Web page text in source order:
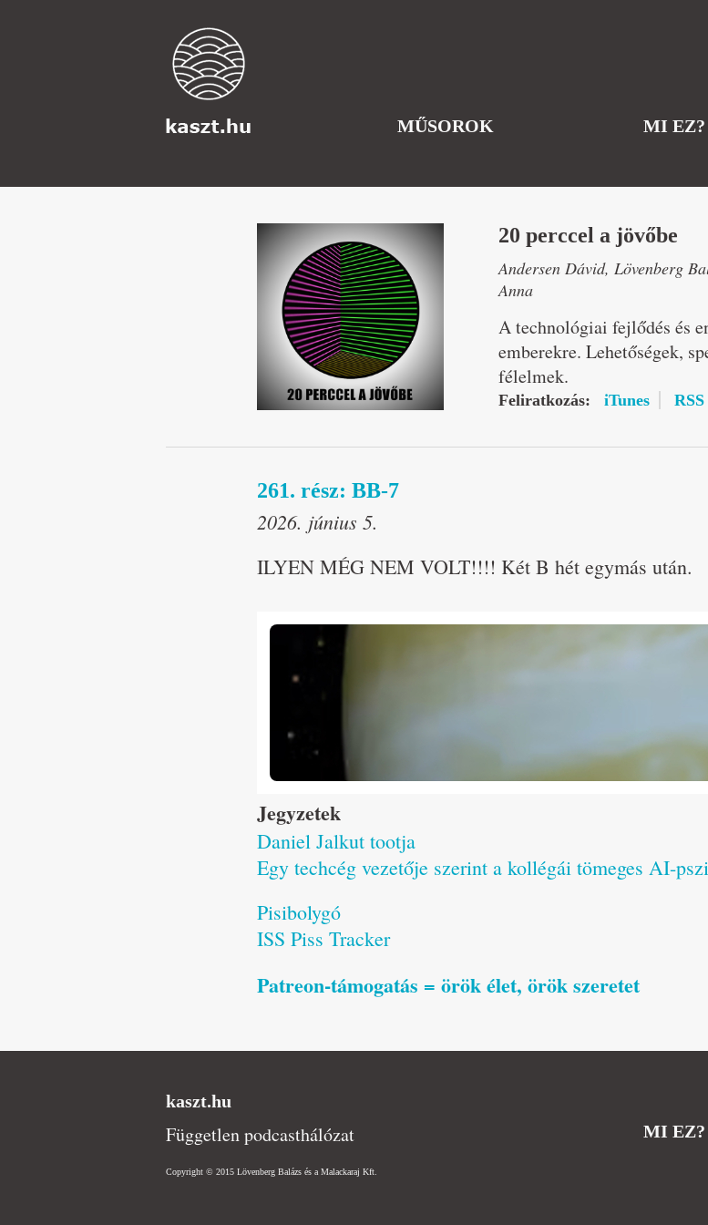
MŰSOROK MI EZ?
20 perccel a jövőbe
Andersen Dávid, Lövenberg
Anna
A technológiai fejlődés és
emberekre. Lehetőségek,
félelmek.
Feliratkozás: iTunes RSS
261. rész: BB-7
2026. június 5.
ILYEN MÉG NEM VOLT!!!! Két B hét egymás után.
Jegyzetek
Daniel Jalkut tootja
Egy techcég vezetője szerint a kollégái tömeges AI-
Pisibolygó
ISS Piss Tracker
Patreon-támogatás = örök élet, örök szeretet
kaszt.hu
Független podcasthálózat
Copyright © 2015 Lövenberg Balázs és a Malackaraj Kft.
MI EZ?